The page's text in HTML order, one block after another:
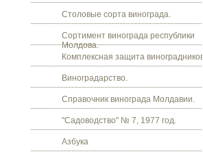
Столовые сорта винограда.
Сортимент винограда республики
Молдова.
Комплексная защита виноградников.
Виноградарство.
Справочник винограда Молдавии.
"Садоводство" № 7, 1977 год.
Азбука